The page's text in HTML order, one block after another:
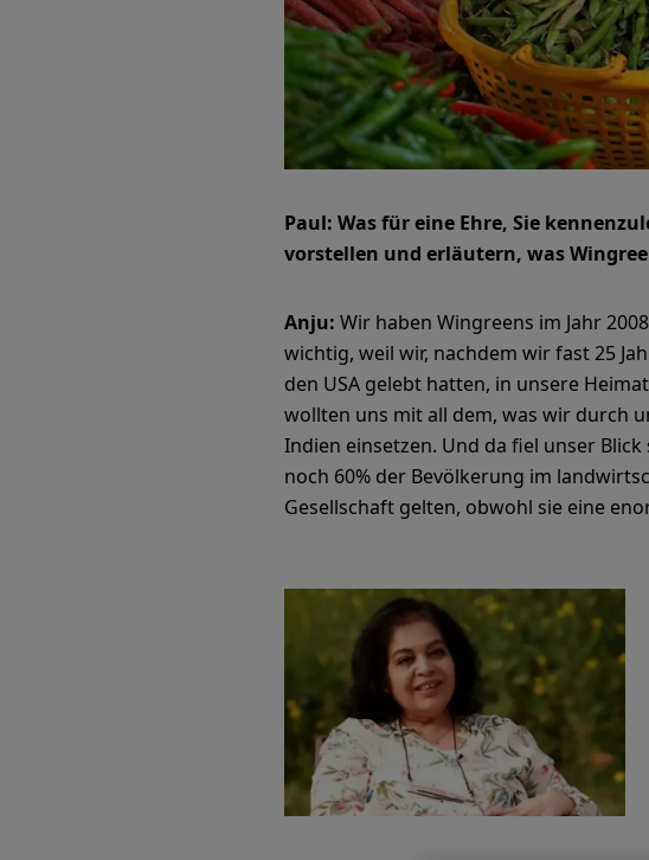
Paul: Was für eine Ehre, Sie
vorstellen und erläutern, was
Anju: Wir haben Wingreens im Jahr
wichtig, weil wir, nachdem wir fast 25
den USA gelebt hatten, in unsere
wollten uns mit all dem, was wir durch
Indien einsetzen. Und da fiel unser
noch 60% der Bevölkerung im
Gesellschaft gelten, obwohl sie eine